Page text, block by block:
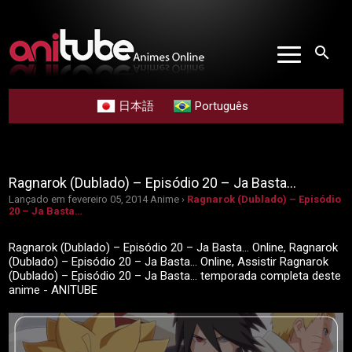
search
日本語 Português
Ragnarok (Dublado) – Episódio 20 – Ja Basta…
Lançado em fevereiro 05, 2014 Anime › Ragnarok (Dublado) – Episódio
20 – Ja Basta…
Ragnarok (Dublado) – Episódio 20 – Ja Basta… Online, Ragnarok
(Dublado) – Episódio 20 – Ja Basta… Online, Assistir Ragnarok
(Dublado) – Episódio 20 – Ja Basta… temporada completa deste
anime - ANITUBE